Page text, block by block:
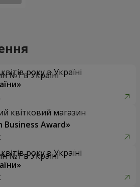
року в Україні
квітковий магазин
Business Award»
року в Україні